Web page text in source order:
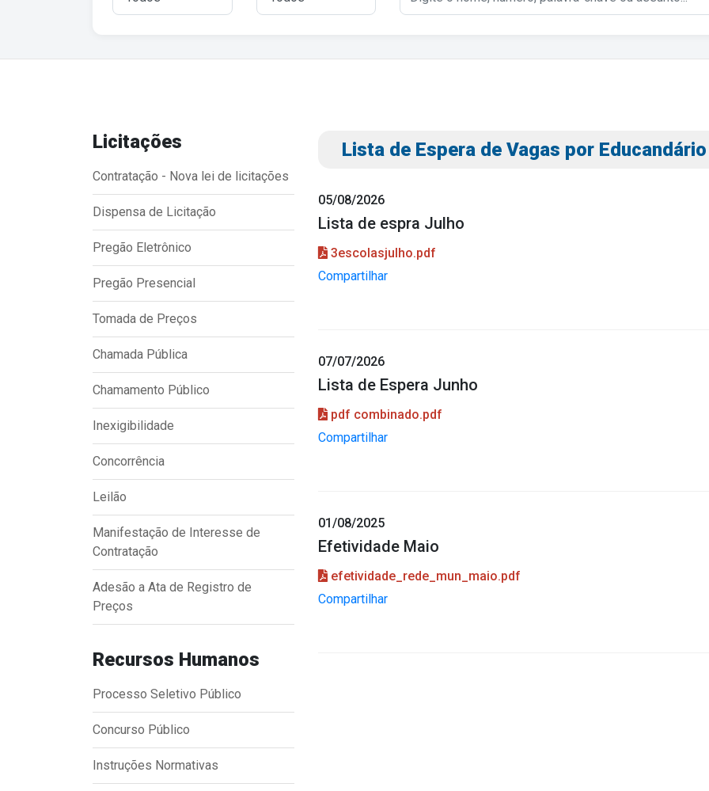
Transparência
Portal da Transparência
Radar da Transparência
Outros
Notícias
Contato
Página Inicial
Licitações
Contratação - Nova lei de licitações
Dispensa de Licitação
Pregão Eletrônico
Pregão Presencial
Tomada de Preços
Chamada Pública
Chamamento Público
Inexigibilidade
Concorrência
Leilão
Manifestação de Interesse de
Contratação
Adesão a Ata de Registro de
Preços
Recursos Humanos
Processo Seletivo Público
Concurso Público
Instruções Normativas
Lista de Espera de Vagas por Educandário
05/08/2026
Lista de espra Julho
3escolasjulho.pdf
Compartilhar
07/07/2026
Lista de Espera Junho
pdf combinado.pdf
Compartilhar
01/08/2025
Efetividade Maio
efetividade_rede_mun_maio.pdf
Compartilhar